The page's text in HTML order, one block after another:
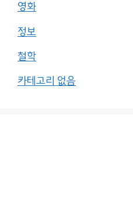
영화
정보
철학
카테고리 없음